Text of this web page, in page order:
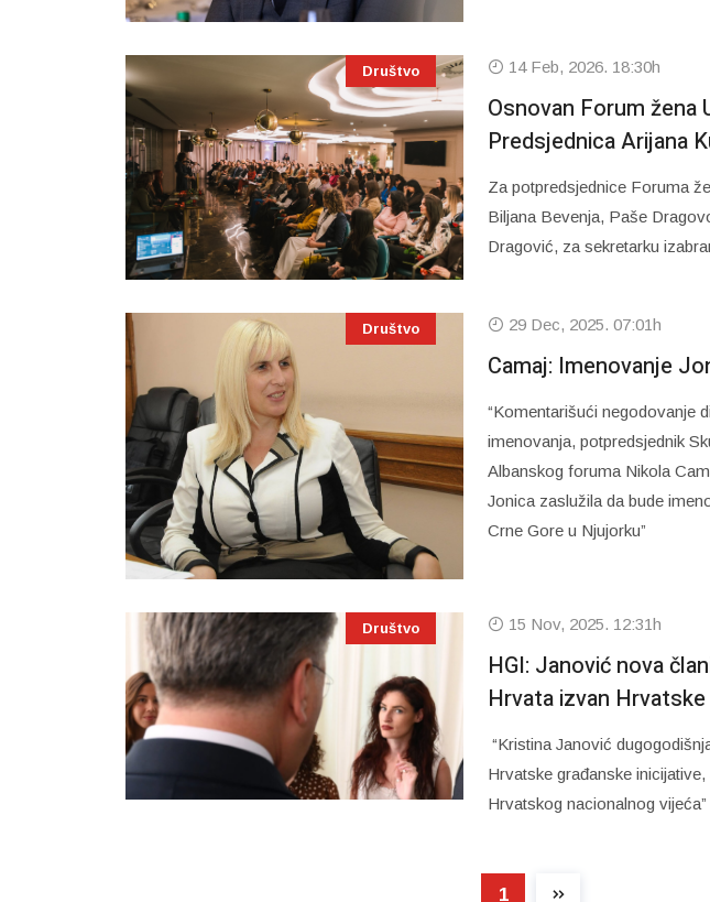
Društvo 14 Feb, 2026. 18:30h
Osnovan Forum žena
Predsjednica Arijana
Za potpredsjednice Foruma
Biljana Bevenja, Paše
Dragović, za sekretarku
Društvo 29 Dec, 2025. 07:01h
Camaj: Imenovanje
“Komentarišući negodovanje
imenovanja, potpredsjednik
Albanskog foruma Nikola
Jonica zaslužila da bude
Crne Gore u Njujorku”
Društvo 15 Nov, 2025. 12:31h
HGI: Janović nova
Hrvata izvan Hrvatske
“Kristina Janović
Hrvatske građanske
Hrvatskog nacionalnog vijeća”
1